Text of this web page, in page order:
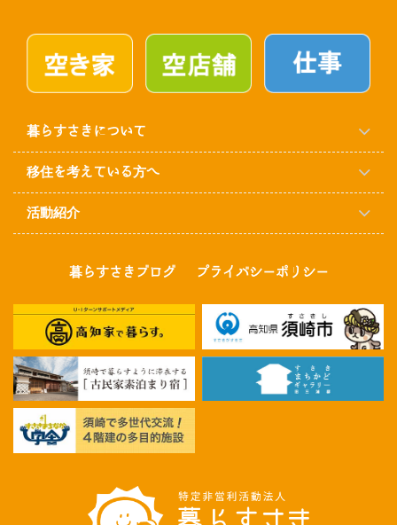
暮らすさきについて
移住を考えている方へ
活動紹介
暮らすさきブログ プライバシーポリシー